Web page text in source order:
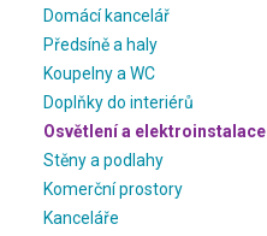
Domácí kancelář
Předsíně a haly
Koupelny a WC
Doplňky do interiérů
Osvětlení a elektroinstalace
Stěny a podlahy
Komerční prostory
Kanceláře